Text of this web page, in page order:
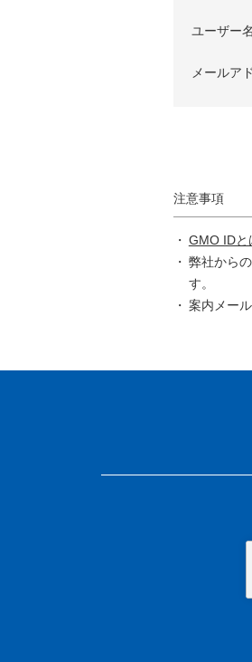
ユーザー名
メールア
注意事項
GMO IDと
弊社から
す。
案内メー